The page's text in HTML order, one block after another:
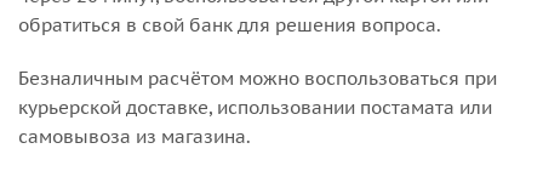
обратиться в свой банк для решения вопроса.
Безналичным расчётом можно воспользоваться при
курьерской доставке, использовании постамата или
самовывоза из магазина.